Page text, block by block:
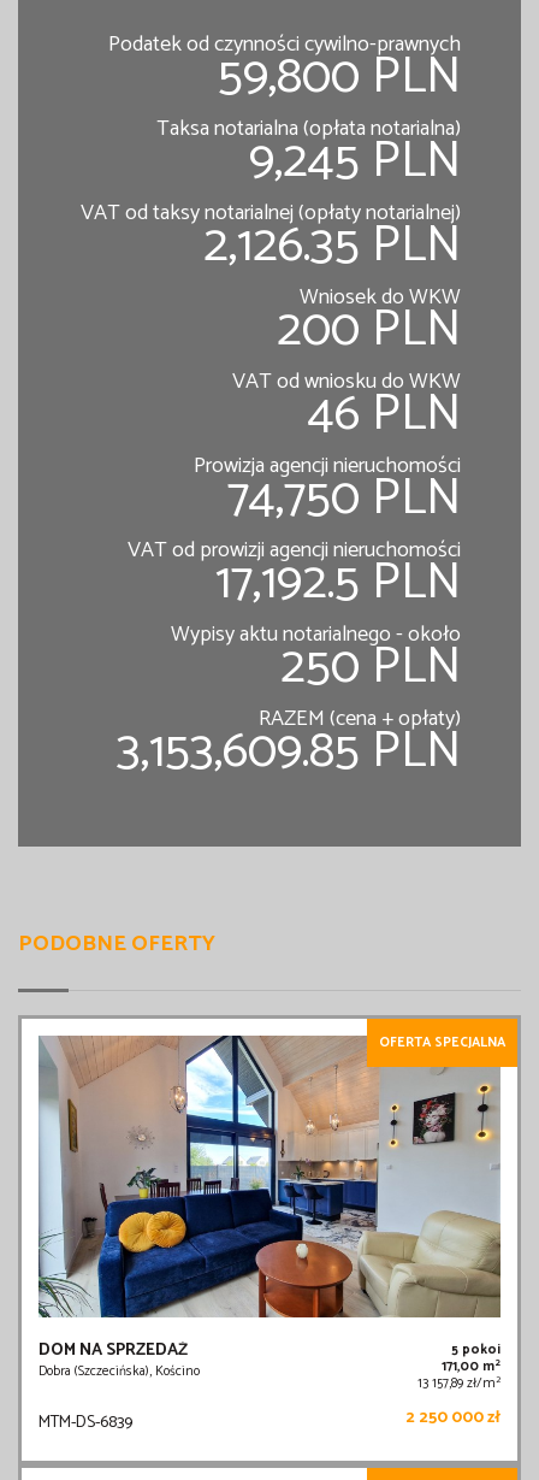
Podatek od czynności cywilno-prawnych
59,800 PLN
Taksa notarialna (opłata notarialna)
9,245 PLN
VAT od taksy notarialnej (opłaty notarialnej)
2,126.35 PLN
Wniosek do WKW
200 PLN
VAT od wniosku do WKW
46 PLN
Prowizja agencji nieruchomości
74,750 PLN
VAT od prowizji agencji nieruchomości
17,192.5 PLN
Wypisy aktu notarialnego - około
250 PLN
RAZEM (cena + opłaty)
3,153,609.85 PLN
PODOBNE OFERTY
OFERTA SPECJALNA
DOM NA SPRZEDAŻ
Dobra (Szczecińska), Kościno
5 pokoi
171,00 m2
13 157,89 zł/m2
MTM-DS-6839 2 250 000 zł